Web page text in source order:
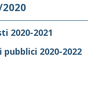
2020-2021
2020-2022